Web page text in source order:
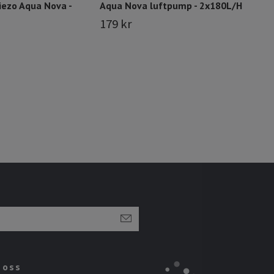
Aqua Nova -
Aqua Nova luftpump - 2x180L/H
179 kr